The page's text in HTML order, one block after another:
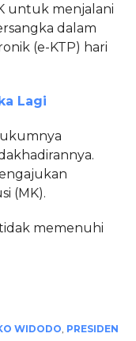
untuk menjalani
dalam
(e-KTP) hari
Lagi
(MK).
memenuhi
WIDODO PRESIDEN